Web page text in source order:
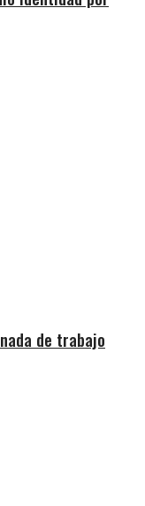
de trabajo